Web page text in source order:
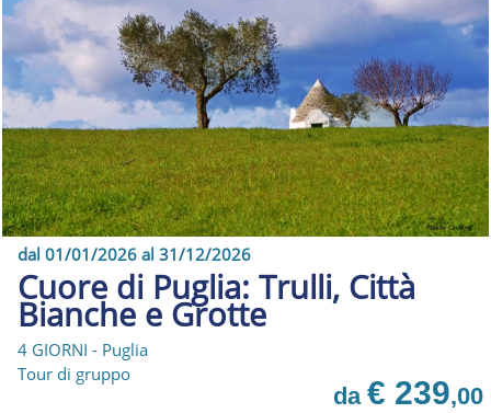
dal 01/01/2026 al 31/12/2026
Cuore di Puglia: Trulli, Città
Bianche e Grotte
4 GIORNI - Puglia
Tour di gruppo
da € 239,00